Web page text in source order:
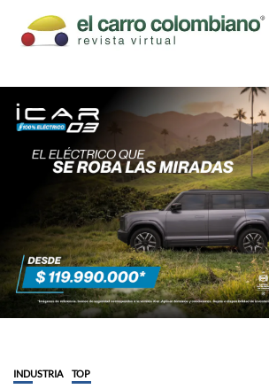
INDUSTRIA TOP